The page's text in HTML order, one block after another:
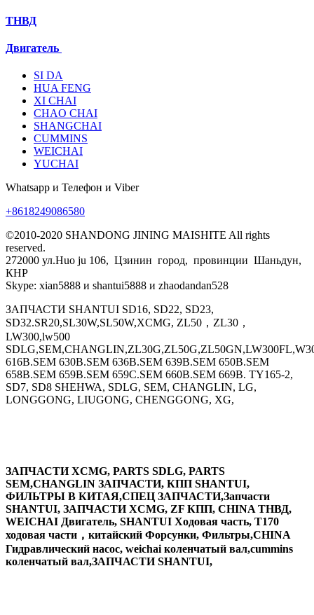
ТНВД
Двигатель
SI DA
HUA FENG
XI CHAI
CHAO CHAI
SHANGCHAI
CUMMINS
WEICHAI
YUCHAI
Whatsapp и Телефон и Viber
+8618249086580
©2010-2020 SHANDONG JINING MAISHITE All rights
reserved.
272000 ул.Huo ju 106, Цзинин город, провинции Шаньдун,
КНР
Skype: xian5888 и shantui5888 и zhaodandan528
ЗАПЧАСТИ SHANTUI SD16, SD22, SD23,
SD32.SR20,SL30W,SL50W,XCMG, ZL50，ZL30，
LW300,lw500
616B.SEM 630B.SEM 636B.SEM 639B.SEM 650B.SEM
658B.SEM 659B.SEM 659C.SEM 660B.SEM 669B. TY165-2,
SD7, SD8 SHEHWA, SDLG, SEM, CHANGLIN, LG,
LONGGONG, LIUGONG, CHENGGONG, XG,
ЗАПЧАСТИ XCMG, PARTS SDLG, PARTS
SEM,CHANGLIN ЗАПЧАСТИ, КПП SHANTUI,
ФИЛЬТРЫ В КИТАЯ,СПЕЦ ЗАПЧАСТИ,Запчасти
SHANTUI, ЗАПЧАСТИ XCMG, ZF КПП, CHINA ТНВД,
WEICHAI Двигатель, SHANTUI Ходовая часть, T170
ходовая части，китайский Форсунки, Фильтры,CHINA
Гидравлический насос, weichai коленчатый вал,cummins
коленчатый вал,ЗАПЧАСТИ SHANTUI,